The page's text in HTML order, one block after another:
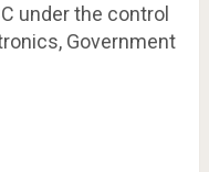
under the control
Government